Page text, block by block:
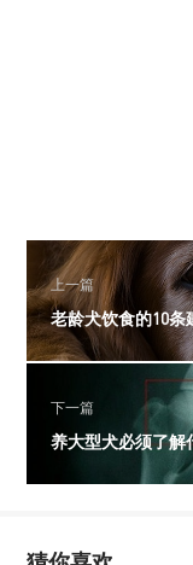
上一篇
老龄犬饮食的10条
下一篇
养大型犬必须了解